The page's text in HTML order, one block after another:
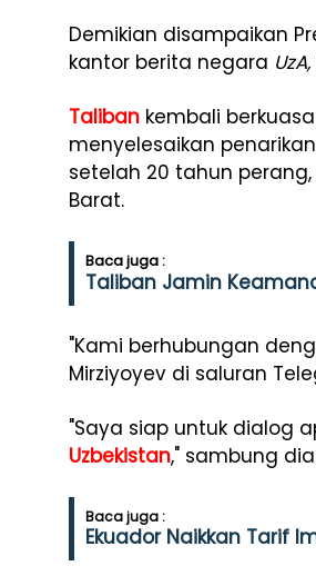
Demikian disampaikan
kantor berita negara UzA,
Taliban kembali
menyelesaikan
setelah 20 tahun
Barat.
Baca juga :
Taliban Jamin
"Kami berhubungan
Mirziyoyev di saluran
"Saya siap untuk dialog
Uzbekistan," sambung
Baca juga :
Ekuador Naikkan Tarif